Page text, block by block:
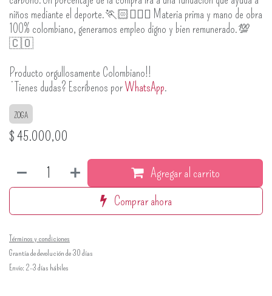
niños mediante el deporte.🏃🏻🏃🏼‍♀️ Materia prima y mano de obra
100% colombiano, generamos empleo digno y bien remunerado.💯
🇨🇴
Producto orgullosamente Colombiano!!
¿Tienes dudas? Escríbenos porWhatsApp.
ZOGA
$45.000,00
Agregar al carrito
Comprar ahora
Términos y condiciones
Grantía de devolución de 30 días
Envío: 2-3 días hábiles